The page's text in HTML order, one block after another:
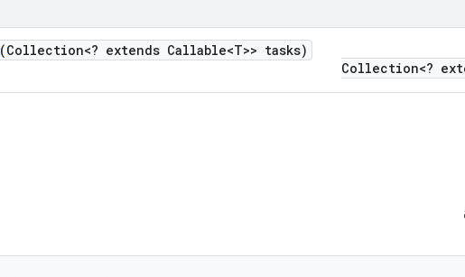
Collection<?
(Collection<? extends Callable<T>> tasks)